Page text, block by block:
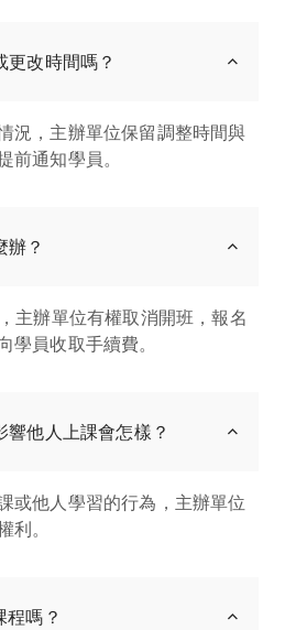
改時間嗎？
況，主辦單位保留調整時間與
前通知學員。
辦？
主辦單位有權取消開班，報名
學員收取手續費。
他人上課會怎樣？
或他人學習的行為，主辦單位
利。
程嗎？